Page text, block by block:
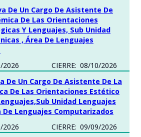
De Un Cargo De Asistente De
De Las Orientaciones
Y Lenguajes, Sub Unidad
, Área De Lenguajes
2026 CIERRE: 08/10/2026
De Un Cargo De Asistente De La
De Las Orientaciones Estético
Unidad Lenguajes
De Lenguajes Computarizados
2026 CIERRE: 09/09/2026